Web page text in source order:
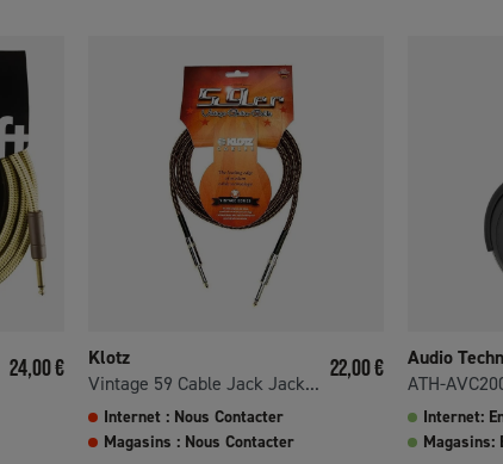
Prix
24,00 €
Klotz
Vintage 59 Cable Jack Jack...
Prix
22,00 €
Internet : Nous Contacter
Magasins : Nous Contacter
Audio
ATH-
Internet:
Magasins: